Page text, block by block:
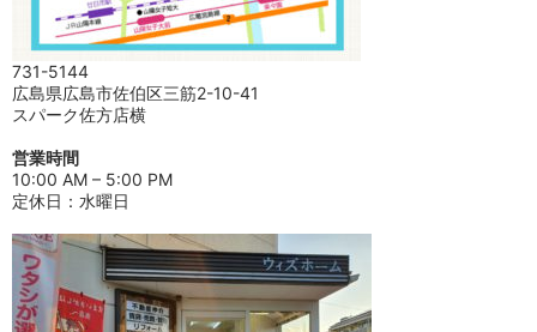
731-5144
広島県広島市佐伯区三筋2-10-41
スパーク佐方店横
営業時間
10:00 AM – 5:00 PM
定休日：水曜日